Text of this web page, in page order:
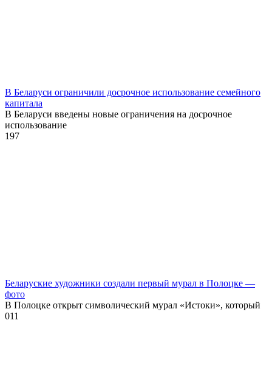
В Беларуси ограничили досрочное использование семейного
капитала
В Беларуси введены новые ограничения на досрочное
использование
197
Беларуские художники создали первый мурал в Полоцке —
фото
В Полоцке открыт символический мурал «Истоки», который
011